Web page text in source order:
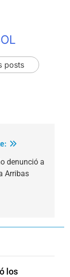
posts
denunció a
Arribas
los